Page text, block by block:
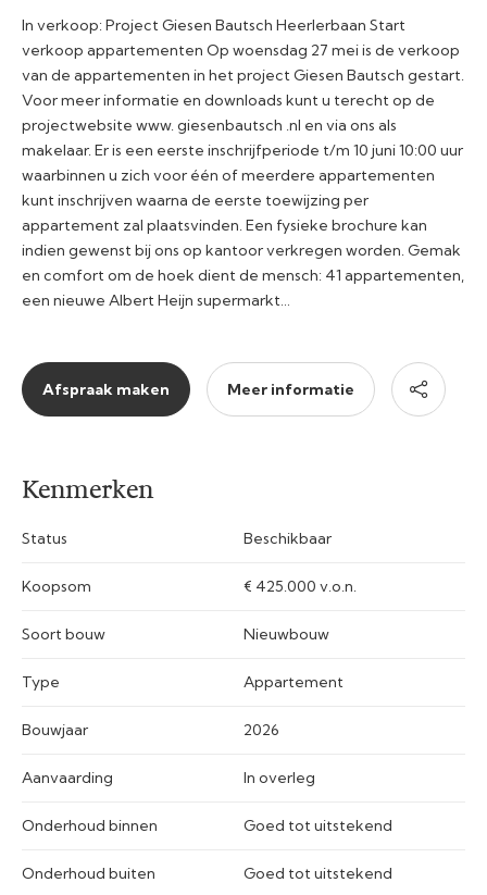
In verkoop: Project Giesen Bautsch Heerlerbaan Start
verkoop appartementen Op woensdag 27 mei is de verkoop
van de appartementen in het project Giesen Bautsch gestart.
Voor meer informatie en downloads kunt u terecht op de
projectwebsite www. giesenbautsch .nl en via ons als
makelaar. Er is een eerste inschrijfperiode t/m 10 juni 10:00 uur
waarbinnen u zich voor één of meerdere appartementen
kunt inschrijven waarna de eerste toewijzing per
appartement zal plaatsvinden. Een fysieke brochure kan
indien gewenst bij ons op kantoor verkregen worden. Gemak
en comfort om de hoek dient de mensch: 41 appartementen,
een nieuwe Albert Heijn supermarkt…
Afspraak maken Meer informatie
Kenmerken
Status Beschikbaar
Koopsom € 425.000 v.o.n.
Soort bouw Nieuwbouw
Type Appartement
Bouwjaar 2026
Aanvaarding In overleg
Onderhoud binnen Goed tot uitstekend
Onderhoud buiten Goed tot uitstekend